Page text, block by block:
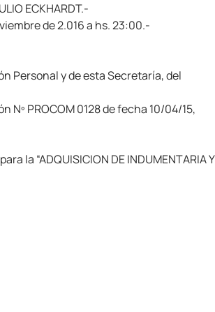
ECKHARDT.-
de 2.016 a hs. 23:00.-
Personal y de esta Secretaría, del
Nº PROCOM 0128 de fecha 10/04/15,
la “ADQUISICION DE INDUMENTARIA Y